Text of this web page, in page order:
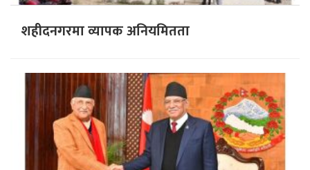
शहीदनगरमा व्यापक अनियमितता